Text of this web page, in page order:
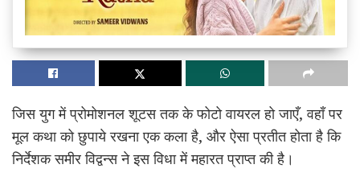
जिस युग में प्रोमोशनल शूटस तक के फोटो वायरल हो जाएँ, वहाँ पर
मूल कथा को छुपाये रखना एक कला है, और ऐसा प्रतीत होता है कि
निर्देशक समीर विद्वन्स ने इस विधा में महारत प्राप्त की है।